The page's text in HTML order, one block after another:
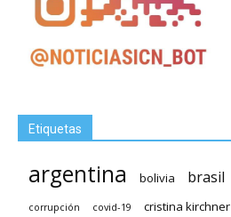
Etiquetas
argentina bolivia brasil
corrupción covid-19 cristina kirchner